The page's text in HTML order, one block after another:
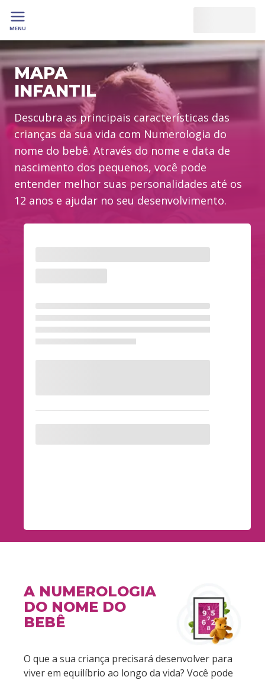
MENU
MAPA
INFANTIL
Descubra as principais características das
crianças da sua vida com Numerologia do
nome do bebê. Através do nome e data de
nascimento dos pequenos, você pode
entender melhor suas personalidades até os
12 anos e ajudar no seu desenvolvimento.
A NUMEROLOGIA
DO NOME DO
BEBÊ
O que a sua criança precisará desenvolver para
viver em equilíbrio ao longo da vida? Você pode